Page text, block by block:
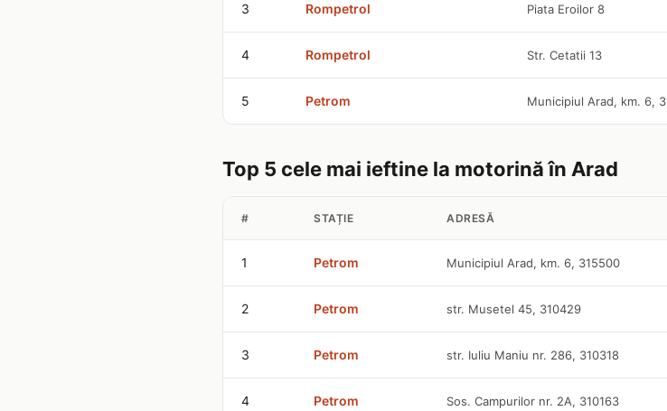
3 Rompetrol Piata Eroilor 8
4 Rompetrol Str. Cetatii 13
5 Petrom Municipiul Arad, km. 6,
Top 5 cele mai ieftine la motorină în Arad
# STAȚIE ADRESĂ
1 Petrom Municipiul Arad, km. 6, 315500
2 Petrom str. Musetel 45, 310429
3 Petrom str. Iuliu Maniu nr. 286, 310318
4 Petrom Sos. Campurilor nr. 2A, 310163